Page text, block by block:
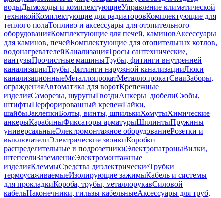
водыДымоходы и комплектующиеУправление климатической
техникойКомплектующие для радиаторовКомплектующие для
теплого полаТопливо и аксессуары для отопительного
оборудованияКомплектующие для печей, каминовАксессуары
для каминов, печейКомплектующие для отопительных котлов,
водонагревателейКанализацияТросы сантехнические,
вантузыПрочистные машиныТрубы, фитинги внутренней
канализацииТрубы, фитинги наружной канализацииЛюки
канализационныеМеталлопрокатМеталлопрокатСваиЗаборы,
огражденияАвтоматика для воротКрепежные
изделияСаморезы, шурупыГвоздиАнкеры, дюбелиСкобы,
штифтыПерфорированный крепежГайки,
шайбыЗаклепкиБолты, винты, шпилькиХомутыХимические
анкерыКарабиныФиксаторы арматурыШплинтыПружины
универсальныеЭлектромонтажное оборудованиеРозетки и
выключателиЭлектрические звонкиКоробки
распределительные и подрозетникиЭлектропатроныВилки,
штепселиЗаземлениеЭлектромонтажные
изделияКлеммыСредства диэлектрическиеТрубки
термоусаживаемыеИзолирующие зажимыКабель и системы
для прокладкиКороба, трубы, металлорукавСиловой
кабельНаконечники, гильзы кабельныеАксессуары для труб,